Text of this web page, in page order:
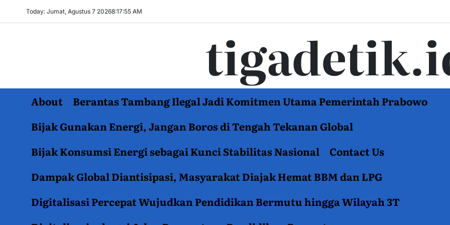
Today: Jumat, Agustus 7 20268:17:56 AM
About
Berantas Tambang Ilegal Jadi Komitmen Utama Pemerintah Prabowo
Bijak Gunakan Energi, Jangan Boros di Tengah Tekanan Global
Bijak Konsumsi Energi sebagai Kunci Stabilitas Nasional
Contact Us
Dampak Global Diantisipasi, Masyarakat Diajak Hemat BBM dan LPG
Digitalisasi Percepat Wujudkan Pendidikan Bermutu hingga Wilayah 3T